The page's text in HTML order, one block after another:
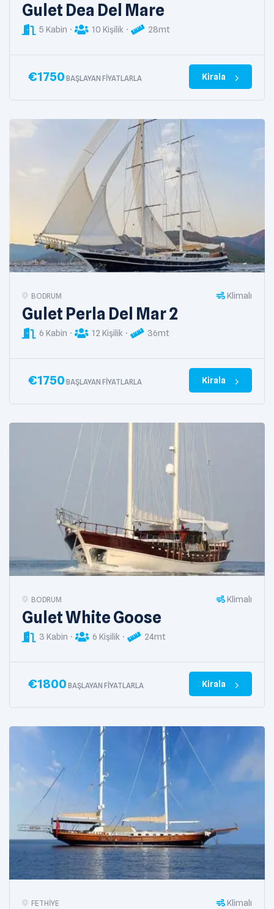
Gulet Dea Del Mare
5 Kabin 10 Kişilik 28mt
€1750 BAŞLAYAN FIYATLARLA Kirala
BODRUM Klimalı
Gulet Perla Del Mar 2
6 Kabin 12 Kişilik 36mt
€1750 BAŞLAYAN FIYATLARLA Kirala
BODRUM Klimalı
Gulet White Goose
3 Kabin 6 Kişilik 24mt
€1800 BAŞLAYAN FIYATLARLA Kirala
FETHIYE Klimalı